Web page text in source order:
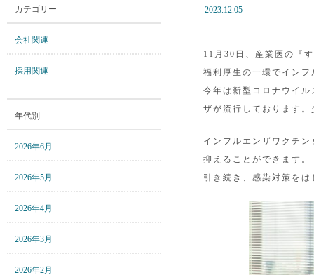
カテゴリー
会社関連
採用関連
年代別
2026年6月
2026年5月
2026年4月
2026年3月
2026年2月
2023.12.05
11月30日、産業医の『
福利厚生の一環でイン
今年は新型コロナウイ
ザが流行しております
インフルエンザワクチ
抑えることができます。
引き続き、感染対策を